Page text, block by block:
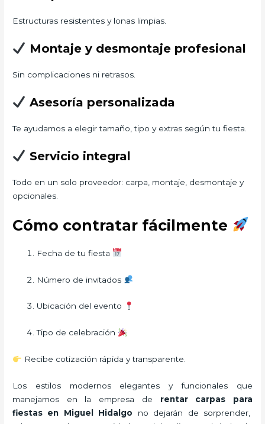
Estructuras resistentes y lonas limpias.
Montaje y desmontaje profesional
Sin complicaciones ni retrasos.
Asesoría personalizada
Te ayudamos a elegir tamaño, tipo y extras según tu fiesta.
Servicio integral
Todo en un solo proveedor: carpa, montaje, desmontaje y
opcionales.
Cómo contratar fácilmente
Fecha de tu fiesta
Número de invitados
Ubicación del evento
Tipo de celebración
Recibe cotización rápida y transparente.
Los estilos modernos elegantes y funcionales que
manejamos en la empresa de rentar carpas para
fiestas en Miguel Hidalgo no dejarán de sorprender,